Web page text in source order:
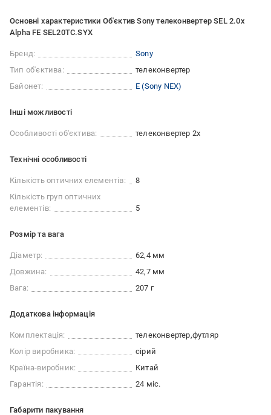
Основні характеристики Об'єктив Sony телеконвертер SEL 2.0x
Alpha FE SEL20TC.SYX
Бренд:
Sony
Тип об'єктива:
телеконвертер
Байонет:
E (Sony NEX)
Iншi можливостi
Особливості об'єктива: телеконвертер 2x
Технічні особливості
Кількість оптичних елементів:
8
Кількість груп оптичних
елементів:
5
Розмір та вага
Діаметр:
62,4 мм
Довжина:
42,7 мм
Вага:
207 г
Додаткова інформація
Комплектація: телеконвертер футляр
Колір виробника:
сірий
Країна-виробник:
Китай
Гарантія:
24 міс.
Габарити пакування